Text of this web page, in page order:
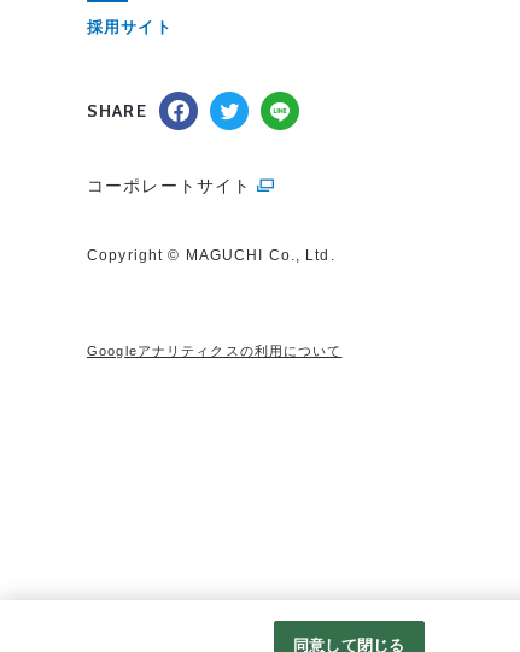
採用サイト
SHARE
コーポレートサイト
Copyright © MAGUCHI Co., Ltd.
Googleアナリティクスの利用について
同意して閉じる